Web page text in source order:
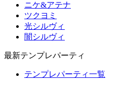
ニケ&アテナ
ツクヨミ
光シルヴィ
闇シルヴィ
最新テンプレパーティ
テンプレパーティ一覧